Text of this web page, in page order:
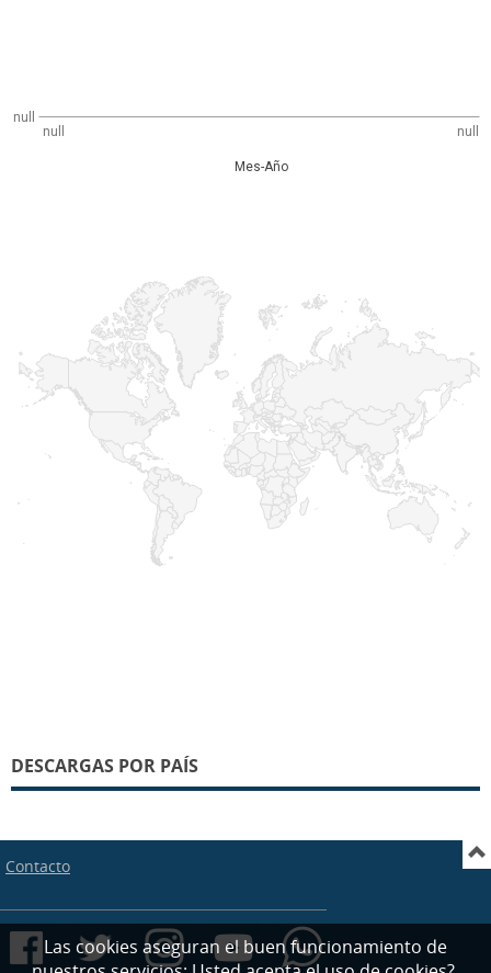
null null
Mes-Año
null
DESCARGAS POR PAÍS
Contacto
Las cookies aseguran el buen funcionamiento de